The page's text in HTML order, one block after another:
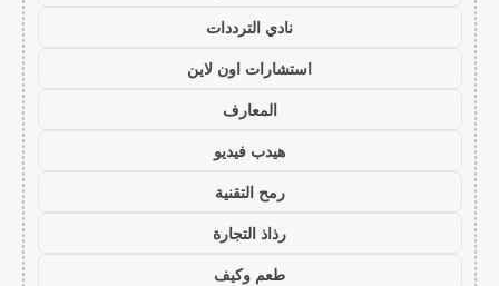
نادي الترددات
استشارات اون لاين
المعارف
هيدب فيديو
رمح التقنية
رذاذ التجارة
طعم وكيف